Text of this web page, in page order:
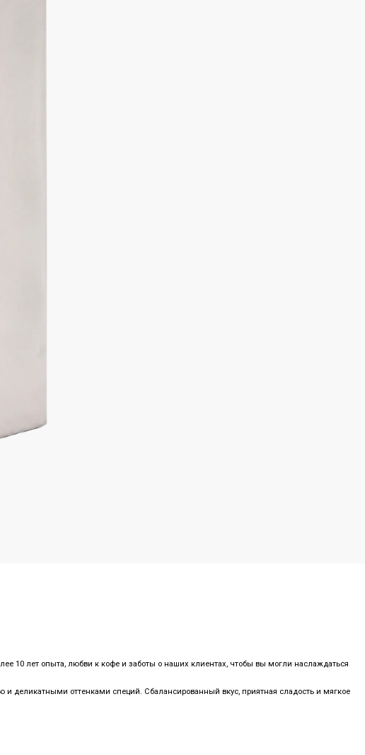
10 лет опыта, любви к кофе и заботы о наших клиентах, чтобы вы могли наслаждаться
деликатными оттенками специй. Сбалансированный вкус, приятная сладость и мягкое